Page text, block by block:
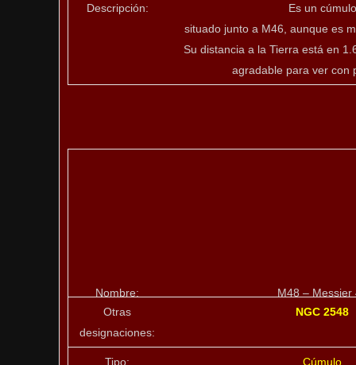
Descripción:
Es un cúmulo
situado junto a M46, aunque es
Su distancia a la Tierra está en
agradable para ver con
Nombre:
M48 – Messier
Otras
designaciones:
NGC 2548
Tipo: Cúmulo